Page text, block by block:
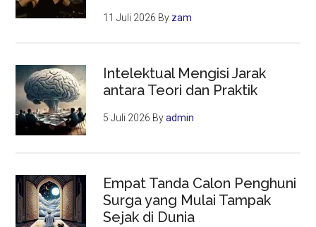
11 Juli 2026 By zam
Intelektual Mengisi Jarak
antara Teori dan Praktik
5 Juli 2026 Byadmin
Empat Tanda Calon Penghuni
Surga yang Mulai Tampak
Sejak di Dunia